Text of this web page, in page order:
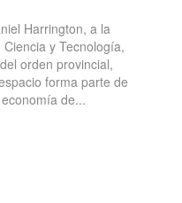
Harrington, a la
y Tecnología,
orden provincial,
forma parte de
de...